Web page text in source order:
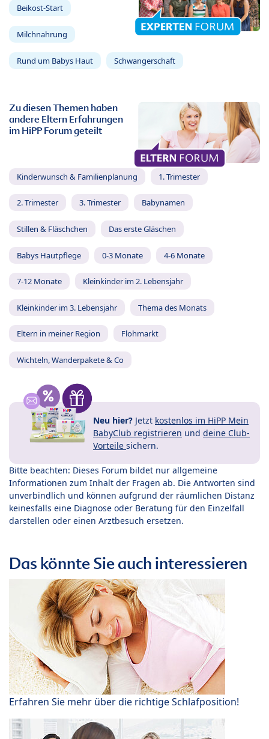
Beikost-Start
Milchnahrung
Rund um Babys Haut Schwangerschaft
Zu diesen Themen haben
andere Eltern Erfahrungen
im HiPP Forum geteilt
Kinderwunsch & Familienplanung 1. Trimester
2. Trimester 3. Trimester Babynamen
Stillen & Fläschchen Das erste Gläschen
Babys Hautpflege 0-3 Monate 4-6 Monate
7-12 Monate Kleinkinder im 2. Lebensjahr
Kleinkinder im 3. Lebensjahr Thema des Monats
Eltern in meiner Region Flohmarkt
Wichteln, Wanderpakete & Co
Neu hier? Jetzt kostenlos im HiPP Mein
BabyClub registrieren und deine Club-
Vorteile sichern.
Bitte beachten: Dieses Forum bildet nur allgemeine
Informationen zum Inhalt der Fragen ab. Die Antworten sind
unverbindlich und können aufgrund der räumlichen Distanz
keinesfalls eine Diagnose oder Beratung für den Einzelfall
darstellen oder einen Arztbesuch ersetzen.
Das könnte Sie auch interessieren
Erfahren Sie mehr über die richtige Schlafposition!